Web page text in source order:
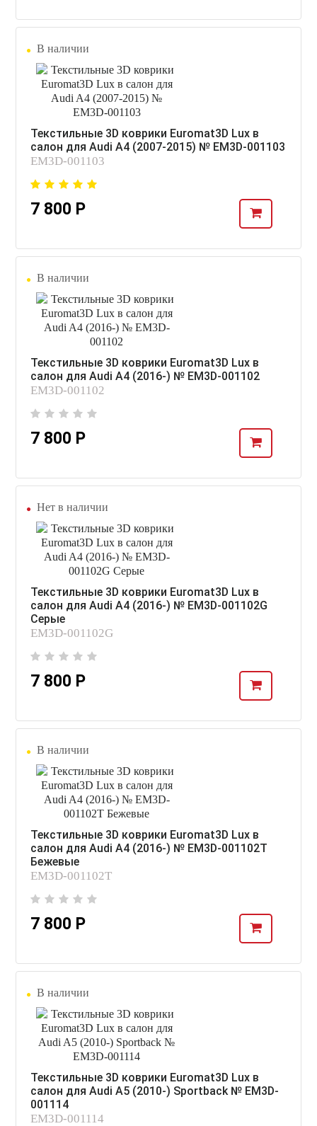
В наличии
Текстильные 3D коврики Euromat3D Lux в
салон для Audi A4 (2007-2015) № EM3D-001103
EM3D-001103
7 800 Р
В наличии
Текстильные 3D коврики Euromat3D Lux в
салон для Audi A4 (2016-) № EM3D-001102
EM3D-001102
7 800 Р
Нет в наличии
Текстильные 3D коврики Euromat3D Lux в
салон для Audi A4 (2016-) № EM3D-001102G
Серые
EM3D-001102G
7 800 Р
В наличии
Текстильные 3D коврики Euromat3D Lux в
салон для Audi A4 (2016-) № EM3D-001102T
Бежевые
EM3D-001102T
7 800 Р
В наличии
Текстильные 3D коврики Euromat3D Lux в
салон для Audi A5 (2010-) Sportback № EM3D-
001114
EM3D-001114